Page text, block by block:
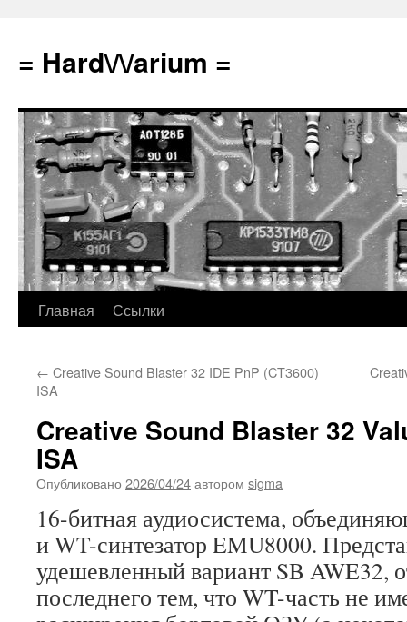
содержимому
= Hard\/\/arium =
Главная Ссылки
← Creative Sound Blaster 32 IDE PnP (CT3600)
ISA
Creative Sound Blaster 32
ISA
Опубликовано 2026/04/24автором sigma
16-битная аудиосистема,
и WT-синтезатор EMU8000.
удешевленный вариант SB AWE32,
последнего тем, что WT-часть не